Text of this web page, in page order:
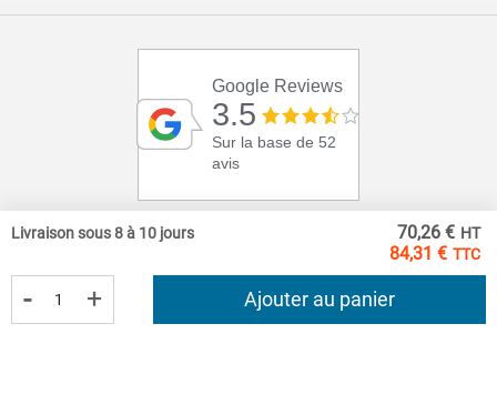
84,31 €
70,26 €
Livraison sous 8 à 10 jours
- + Ajouter au panier
Google Reviews
3.5
Sur la base de 52
avis